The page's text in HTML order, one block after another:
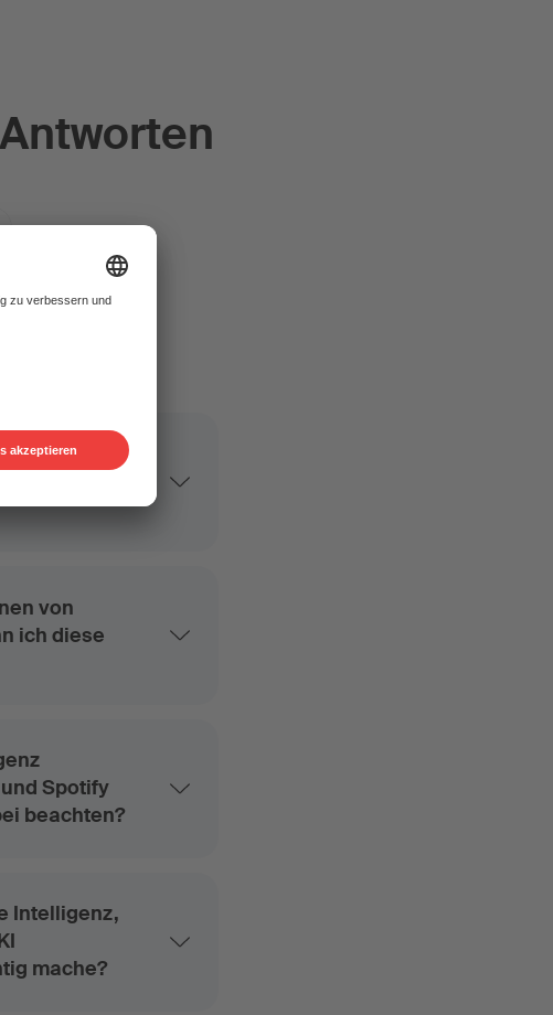
(KI)
Kann ich
bei der
von
ich diese
Spotify
beachten?
Intelligenz,
mache?